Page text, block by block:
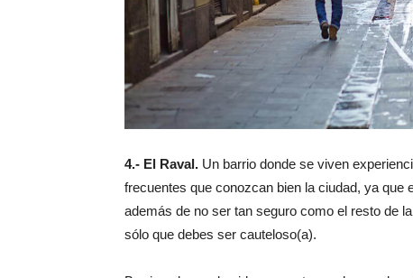
4.- El Raval. Un barrio donde se viven
frecuentes que conozcan bien la ciudad, ya que
además de no ser tan seguro como el resto de
sólo que debes ser cauteloso(a).